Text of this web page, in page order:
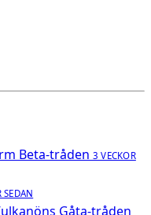
Beta-tråden 3 VECKOR
SEDAN
Gåta-tråden